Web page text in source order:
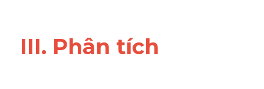
III. Phân tích